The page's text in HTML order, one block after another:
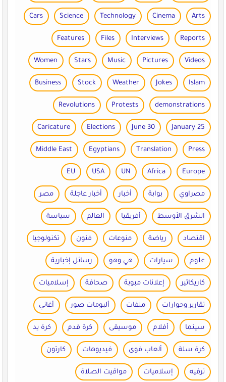
Arts
Cinema
Technology
Science
Cars
Reports
Interviews
Files
Features
Videos
Pictures
Music
Stars
Women
Islam
Jokes
Weather
Stock
Business
demonstrations
Protests
Revolutions
25 January
30 June
Elections
Caricature
Press
Translation
Egyptians
Middle East
Europe
Africa
UN
USA
EU
مصراوي بوابة أخبار أخبار عاجلة مصر
الشرق الأوسط أفريقيا العالم سياسة
اقتصاد رياضة منوعات فنون تكنولوجيا
علوم سيارات هي وهو رسائل إخبارية
كاريكاتير إعلانات مبوبة صحافة إسلاميات
تقارير وحوارات ملفات ألبومات صور أغاني
سينما أفلام موسيقى كرة قدم كرة يد
كرة سلة ألعاب قوى فيديوهات كارتون
ترفيه إسلاميات مواقيت الصلاة